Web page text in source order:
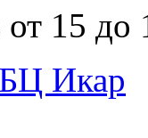
15 до
Икар